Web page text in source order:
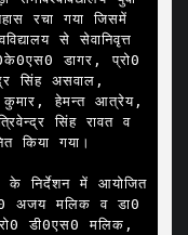
रचा गया जिसमें
से सेवानिवृत्त
डागर, प्रो0
सिंह असवाल,
कुमार, हेमन्त आत्रेय,
सिंह रावत व
किया गया।
अजय मलिक व डा0
डी0एस0 मलिक,